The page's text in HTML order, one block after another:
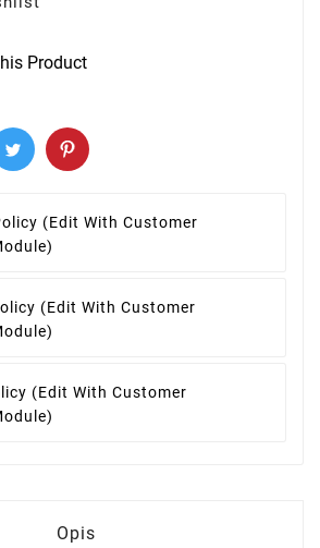
Product
(edit With Customer
(edit With Customer
(edit With Customer
Opis